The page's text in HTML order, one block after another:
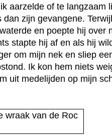
aarzelde of te langzaam
zijn gevangene.
en poepte hij over
stapte hij af en als hij
om mijn nek en sliep
Ik kon hem niets
uit medelijden op mijn